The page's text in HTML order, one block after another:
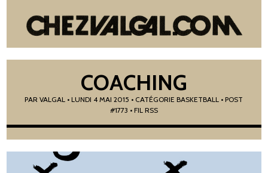
COACHING
PARVALGAL •LUNDI 4 MAI 2015 • CATÉGORIEBASKETBALL • POST
#1773 • FIL RSS